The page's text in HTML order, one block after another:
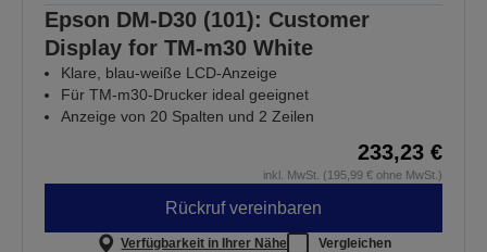
Epson DM-D30 (101): Customer
Display for TM-m30 White
Klare, blau-weiße LCD-Anzeige
Für TM-m30-Drucker ideal geeignet
Anzeige von 20 Spalten und 2 Zeilen
233,23 €
inkl. MwSt. (195,99 € ohne MwSt.)
Rückruf vereinbaren
Verfügbarkeit in Ihrer Nähe Vergleichen